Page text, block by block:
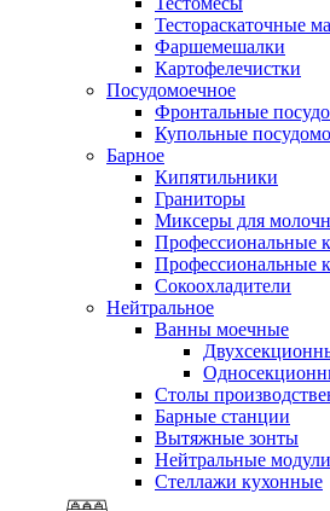
Тестораскаточные
Фаршемешалки
Картофелечистки
Посудомоечное
Фронтальные
Купольные
Барное
Кипятильники
Граниторы
Миксеры для
Профессиональные
Профессиональные
Сокоохладители
Нейтральное
Ванны моечные
Столы
Барные станции
Вытяжные зонты
Нейтральные модули
Стеллажи кухонные